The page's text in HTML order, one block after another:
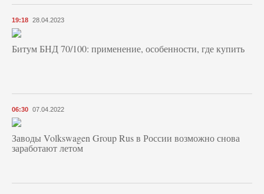
19:18 28.04.2023
Битум БНД 70/100: применение, особенности, где купить
06:30 07.04.2022
Заводы Volkswagen Group Rus в России возможно снова
заработают летом